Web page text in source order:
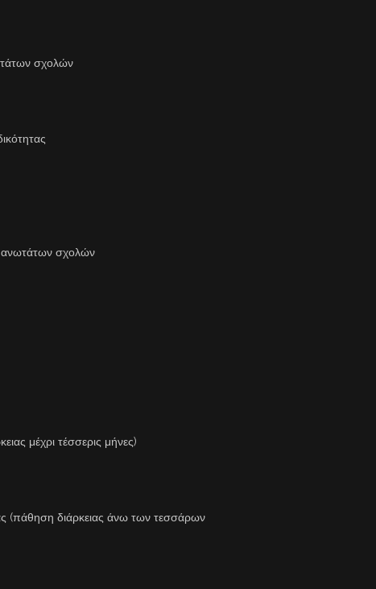
σχολών
σχολών
μέχρι τέσσερις μήνες)
(πάθηση διάρκειας άνω των τεσσάρων